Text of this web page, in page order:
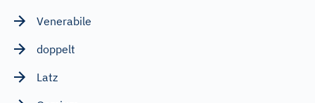
Venerabile
doppelt
Latz